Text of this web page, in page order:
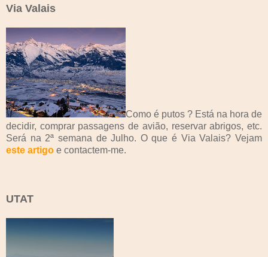
Via Valais
Como é putos ? Está na hora de
decidir, comprar passagens de avião, reservar abrigos, etc.
Será na 2ª semana de Julho. O que é Via Valais? Vejam
este artigo e contactem-me.
UTAT